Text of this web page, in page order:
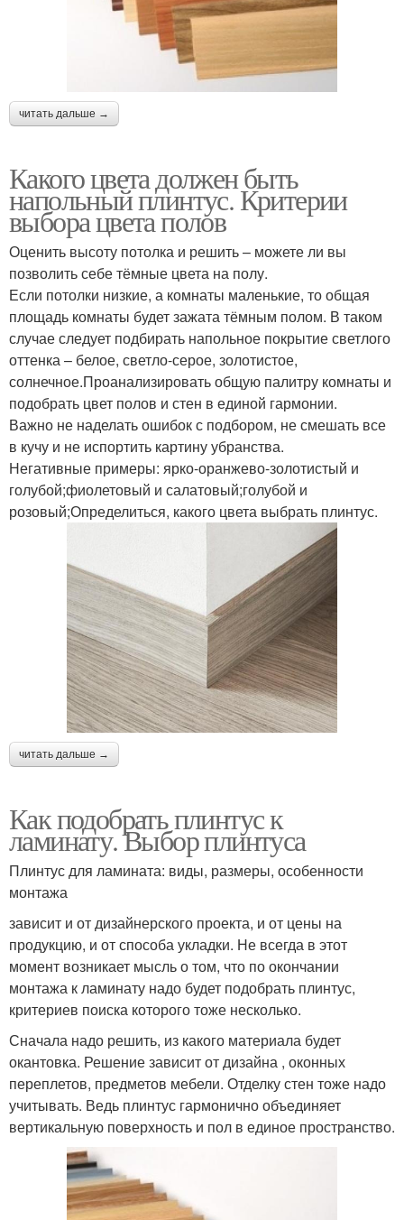
читать дальше →
Какого цвета должен быть
напольный плинтус. Критерии
выбора цвета полов
Оценить высоту потолка и решить – можете ли вы
позволить себе тёмные цвета на полу.
Если потолки низкие, а комнаты маленькие, то общая
площадь комнаты будет зажата тёмным полом. В таком
случае следует подбирать напольное покрытие светлого
оттенка – белое, светло-серое, золотистое,
солнечное.Проанализировать общую палитру комнаты и
подобрать цвет полов и стен в единой гармонии.
Важно не наделать ошибок с подбором, не смешать все
в кучу и не испортить картину убранства.
Негативные примеры: ярко-оранжево-золотистый и
голубой;фиолетовый и салатовый;голубой и
розовый;Определиться, какого цвета выбрать плинтус.
читать дальше →
Как подобрать плинтус к
ламинату. Выбор плинтуса
Плинтус для ламината: виды, размеры, особенности
монтажа
зависит и от дизайнерского проекта, и от цены на
продукцию, и от способа укладки. Не всегда в этот
момент возникает мысль о том, что по окончании
монтажа к ламинату надо будет подобрать плинтус,
критериев поиска которого тоже несколько.
Сначала надо решить, из какого материала будет
окантовка. Решение зависит от дизайна , оконных
переплетов, предметов мебели. Отделку стен тоже надо
учитывать. Ведь плинтус гармонично объединяет
вертикальную поверхность и пол в единое пространство.